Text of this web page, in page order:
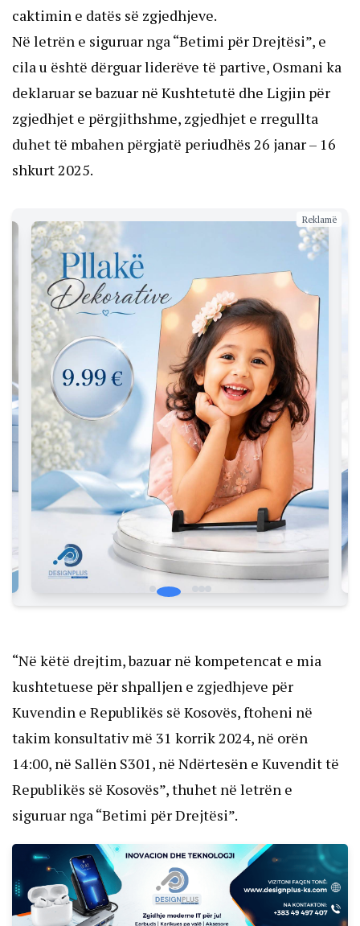
caktimin e datës së zgjedhjeve.
Në letrën e siguruar nga “Betimi për Drejtësi”, e
cila u është dërguar liderëve të partive, Osmani ka
deklaruar se bazuar në Kushtetutë dhe Ligjin për
zgjedhjet e përgjithshme, zgjedhjet e rregullta
duhet të mbahen përgjatë periudhës 26 janar – 16
shkurt 2025.
Reklamë
“Në këtë drejtim, bazuar në kompetencat e mia
kushtetuese për shpalljen e zgjedhjeve për
Kuvendin e Republikës së Kosovës, ftoheni në
takim konsultativ më 31 korrik 2024, në orën
14:00, në Sallën S301, në Ndërtesën e Kuvendit të
Republikës së Kosovës”, thuhet në letrën e
siguruar nga “Betimi për Drejtësi”.